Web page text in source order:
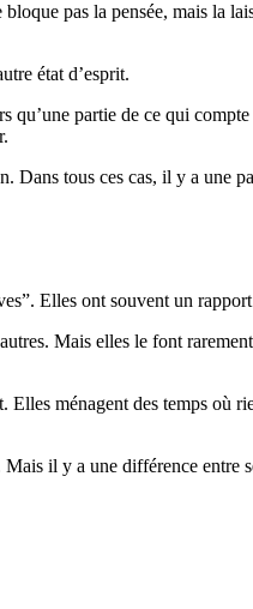
pas la pensée, mais la
état d’esprit.
partie de ce qui
tous ces cas, il y a une
Elles ont souvent un
Mais elles le font
ménagent des temps où
il y a une différence entre